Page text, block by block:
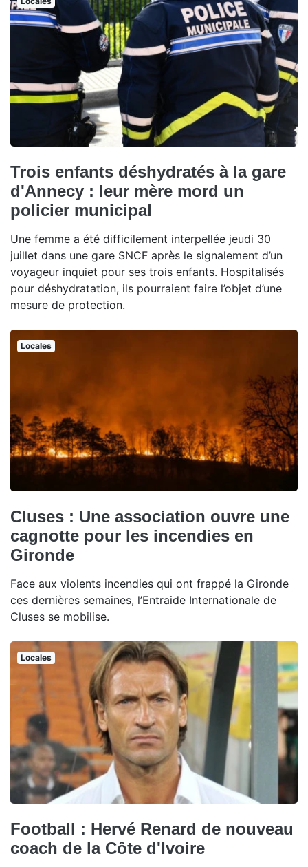
Trois enfants déshydratés à la gare
d'Annecy : leur mère mord un
policier municipal
Une femme a été difficilement interpellée jeudi 30
juillet dans une gare SNCF après le signalement d’un
voyageur inquiet pour ses trois enfants. Hospitalisés
pour déshydratation, ils pourraient faire l’objet d’une
mesure de protection.
Locales
Cluses : Une association ouvre une
cagnotte pour les incendies en
Gironde
Face aux violents incendies qui ont frappé la Gironde
ces dernières semaines, l’Entraide Internationale de
Cluses se mobilise.
Locales
Football : Hervé Renard de nouveau
coach de la Côte d'Ivoire